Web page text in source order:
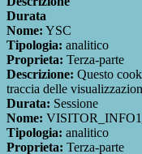
Durata
Nome: YSC
Tipologia: analitico
Proprieta: Terza-parte
Descrizione: Questo
traccia delle
Durata: Sessione
Nome:
Tipologia: analitico
Proprieta: Terza-parte